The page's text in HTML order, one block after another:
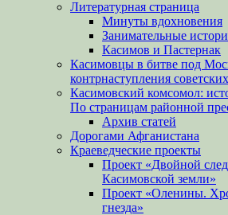
Литературная страница
Минуты вдохновения
Занимательные
Касимов и Пастернак
Касимовцы в битве под
контрнаступления
Касимовский комсомол:
По страницам районной
Архив статей
Дорогами Афганистана
Краеведческие проекты
Проект «Двойной
Касимовской земли»
Проект «Оленины.
гнезда»